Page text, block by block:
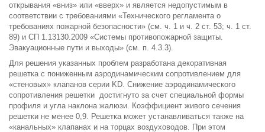
открывания «вниз» или «вверх» и является недопустимым в
соответствии с требованиями «Технического регламента о
требованиях пожарной безопасности» (см. ч. 1 и ч. 2 ст. 53; ч. 1 ст.
89) и СП 1.13130.2009 «Системы противопожарной защиты.
Эвакуационные пути и выходы» (см. п. 4.3.3).
Для решения указанных проблем разработана декоративная
решетка с пониженным аэродинамическим сопротивлением для
«стеновых» клапанов серии KD. Снижение аэродинамического
сопротивления решетки достигнуто за счет специальной формы
профиля и угла наклона жалюзи. Коэффициент живого сечения
решетки не менее 0,9. Решетка может устанавливаться также на
«канальных» клапанах и на торцах воздуховодов. При этом